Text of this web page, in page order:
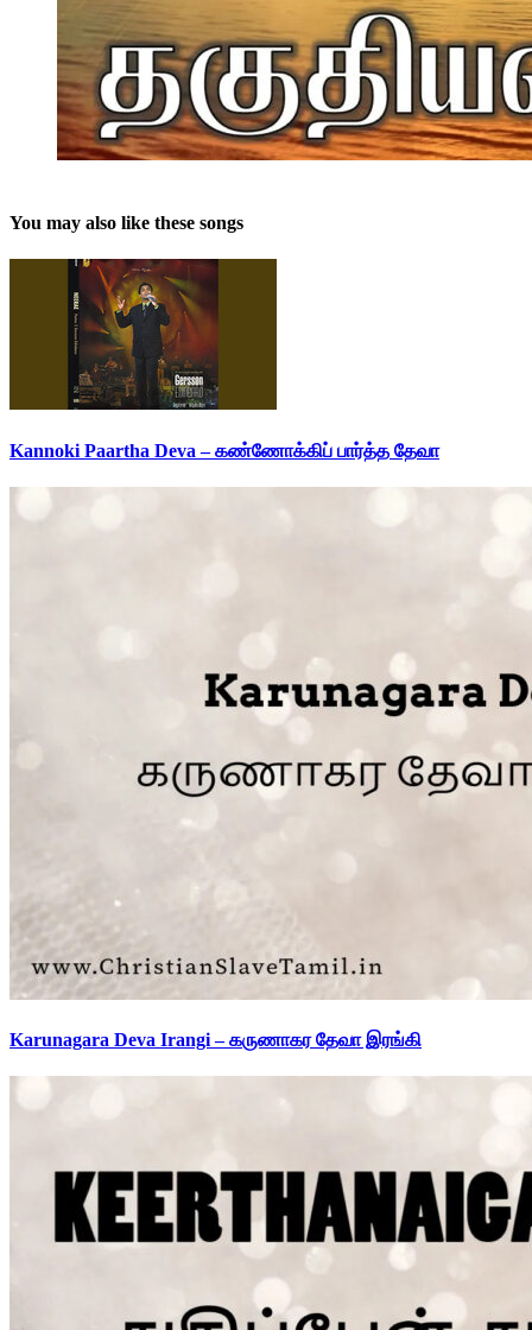
You may also like these songs
Kannoki Paartha Deva – கண்ணோக்கிப் பார்த்த தேவா
Karunagara Deva Irangi – கருணாகர தேவா இரங்கி